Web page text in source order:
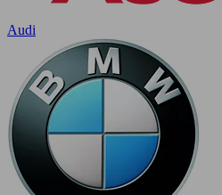
Audi